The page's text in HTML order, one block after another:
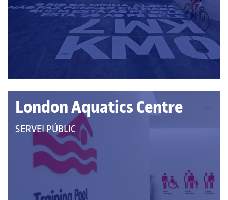
CATEGORIES:
London Aquatics Centre
QUE
PERTANY
CATEGORIES:
SERVEI PÚBLIC